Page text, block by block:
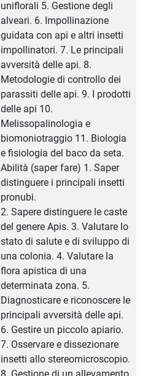
uniflorali 5. Gestione degli
alveari. 6. Impollinazione
guidata con api e altri insetti
impollinatori. 7. Le principali
avversità delle api. 8.
Metodologie di controllo dei
parassiti delle api. 9. I prodotti
delle api 10.
Melissopalinologia e
biomoniotraggio 11. Biologia
e fisiologia del baco da seta.
Abilità (saper fare) 1. Saper
distinguere i principali insetti
pronubi.
2. Sapere distinguere le caste
del genere Apis. 3. Valutare lo
stato di salute e di sviluppo di
una colonia. 4. Valutare la
flora apistica di una
determinata zona. 5.
Diagnosticare e riconoscere le
principali avversità delle api.
6. Gestire un piccolo apiario.
7. Osservare e dissezionare
insetti allo stereomicroscopio.